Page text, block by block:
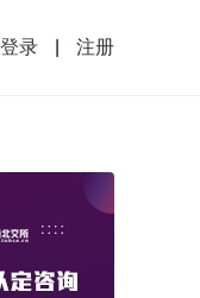
登录 注册